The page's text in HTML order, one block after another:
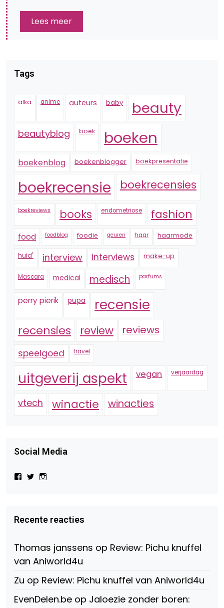
Lees meer
Tags
alka anime auteurs baby beauty
beautyblog boek boeken
boekenblog boekenblogger boekpresentatie
boekrecensie boekrecensies
boekreviews books endometriose fashion
food foodblog foodie geuren haar haarmode
huid' interview interviews make-up
Mascara medical medisch parfums
perry pierik pupa recensie
recensies review reviews
speelgoed travel
uitgeverij aspekt vegan verjaardag
vtech winactie winacties
Social Media
Bekijk
Beauty-
147775071915783/?
Facebook
Bekijk
op
Twitter
op
Instagram
Recente reacties
Thomas janssens op Review: Pichu knuffel
van Aniworld4u
Zu op Review: Pichu knuffel van Aniworld4u
EvenDelen.be op Jaloezie zonder boren: